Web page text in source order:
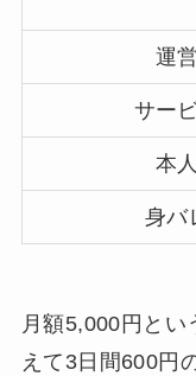
運
サー
本
身バ
月額5,000円とい
えて3日間600円